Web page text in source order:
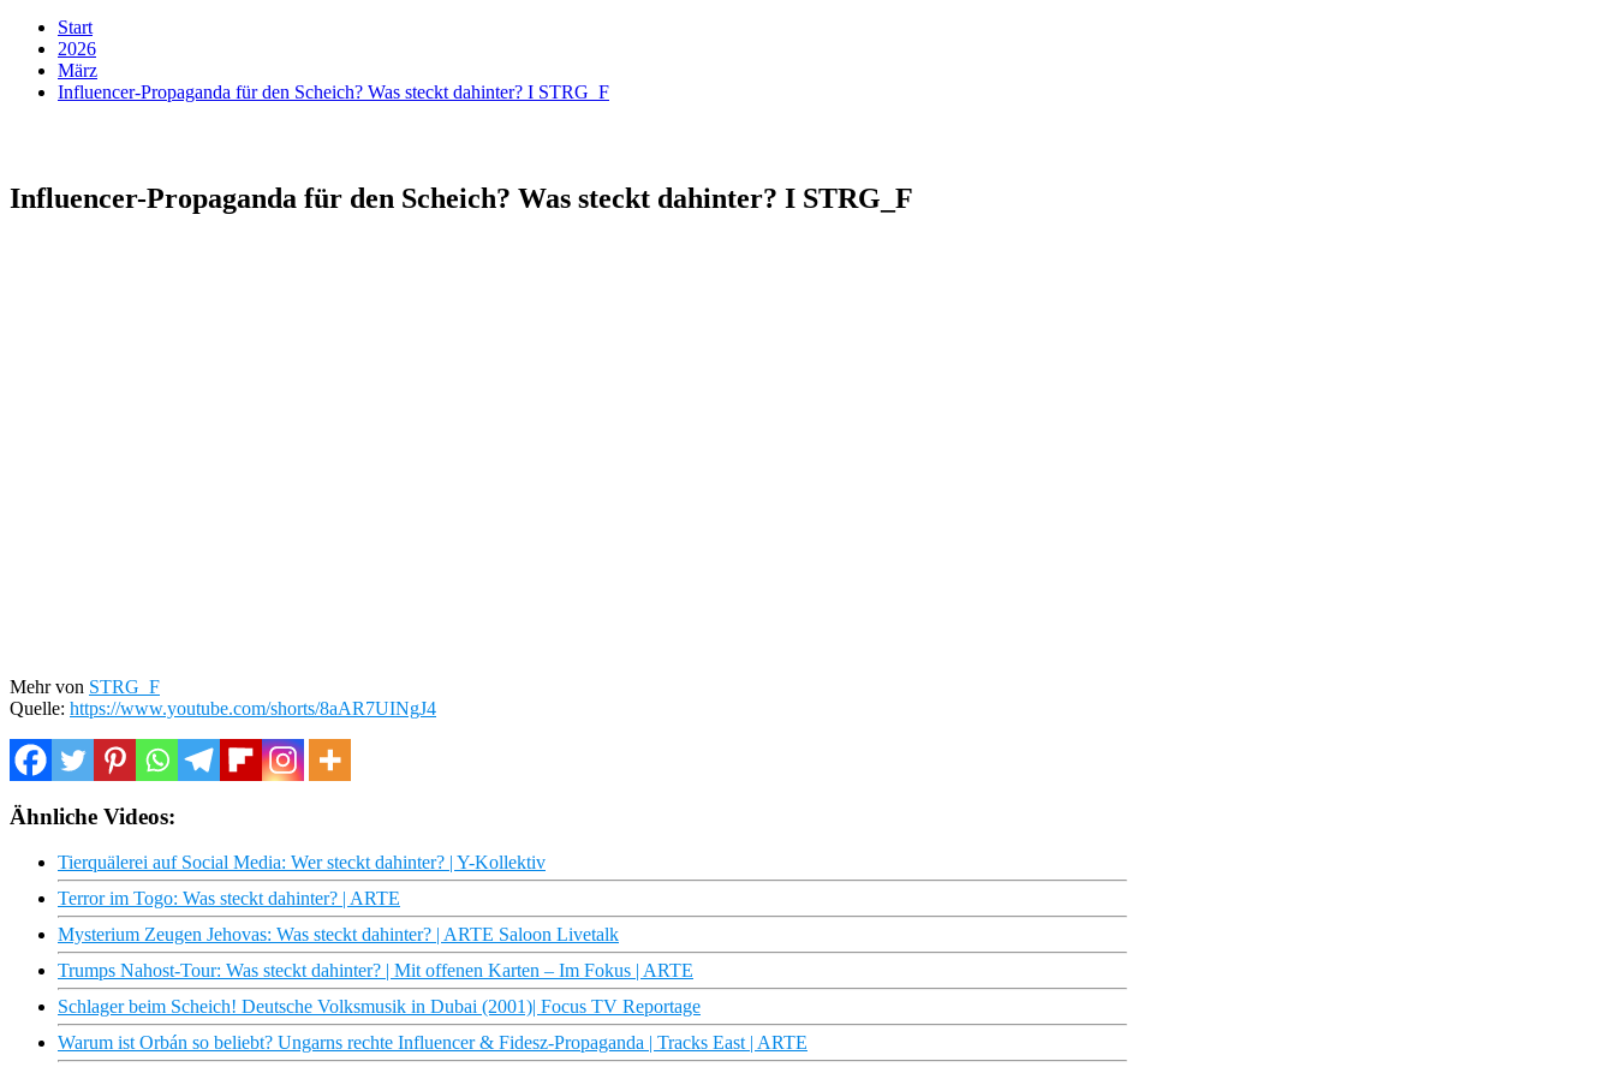
Start
2026
März
Influencer-Propaganda für den Scheich? Was steckt dahinter? I STRG_F
Influencer-Propaganda für den Scheich? Was steckt dahinter? I STRG_F
Mehr von STRG_F
Quelle: https://www.youtube.com/shorts/8aAR7UINgJ4
Ähnliche Videos:
Tierquälerei auf Social Media: Wer steckt dahinter? | Y-Kollektiv
Terror im Togo: Was steckt dahinter? | ARTE
Mysterium Zeugen Jehovas: Was steckt dahinter? | ARTE Saloon Livetalk
Trumps Nahost-Tour: Was steckt dahinter? | Mit offenen Karten – Im Fokus | ARTE
Schlager beim Scheich! Deutsche Volksmusik in Dubai (2001)| Focus TV Reportage
Warum ist Orbán so beliebt? Ungarns rechte Influencer & Fidesz-Propaganda | Tracks East | ARTE